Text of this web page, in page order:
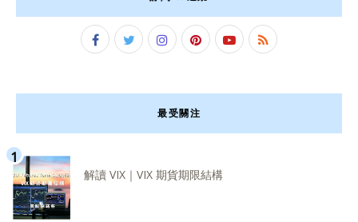
最受關注
解讀 VIX｜VIX 期貨期限結構